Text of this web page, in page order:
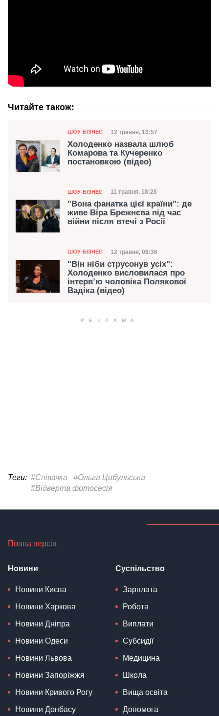
Читайте також:
Категорія
ШОУ-БІЗНЕС Дата публікації
12 травня, 10:57
Холоденко назвала шлюб
Комарова та Кучеренко
постановкою (відео)
Категорія
ШОУ-БІЗНЕС Дата публікації
11 травня, 18:28
"Вона фанатка цієї країни": де
живе Віра Брежнєва під час
війни після втечі з Росії
Категорія
ШОУ-БІЗНЕС Дата публікації
12 травня, 09:36
"Він ніби струсонув усіх":
Холоденко висловилася про
інтерв’ю чоловіка Полякової
Вадіка (відео)
Теги: #Співачка
#Ольга Цибульська
#Відверта фотосесія
Повна версія
Новини
Новини Києва
Новини Харкова
Новини Дніпра
Новини Одеси
Новини Львова
Новини Запоріжжя
Новини Кривого Рогу
Новини Донбасу
Суспільство
Зарплата
Робота
Виплати
Субсидії
Медицина
Школа
Вища освіта
Допомога